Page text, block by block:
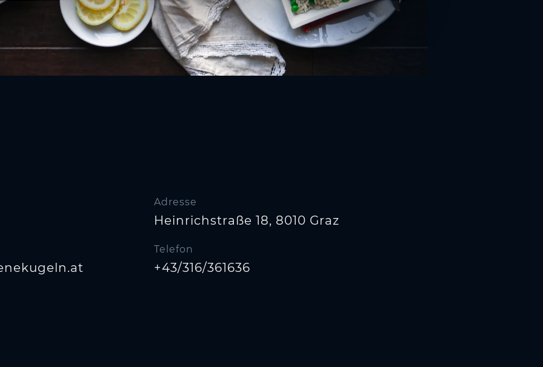
Adresse
Heinrichstraße 18, 8010 Graz
Telefon
+43/316/361636